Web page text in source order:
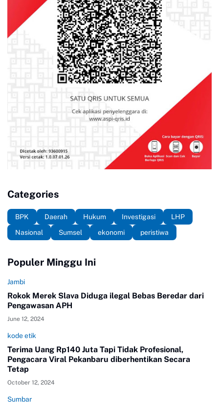
Categories
BPK Daerah Hukum Investigasi
LHP
Nasional
Sumsel ekonomi peristiwa
Populer Minggu Ini
Jambi
Rokok Merek Slava Diduga ilegal Bebas Beredar dari
Pengawasan APH
June 12, 2024
kode etik
Terima Uang Rp140 Juta Tapi Tidak Profesional,
Pengacara Viral Pekanbaru diberhentikan Secara
Tetap
October 12, 2024
Sumbar